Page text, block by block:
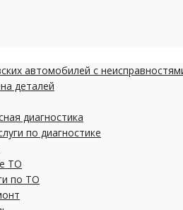
автомобилей с
деталей
диагностика
по диагностике
ТО
по ТО